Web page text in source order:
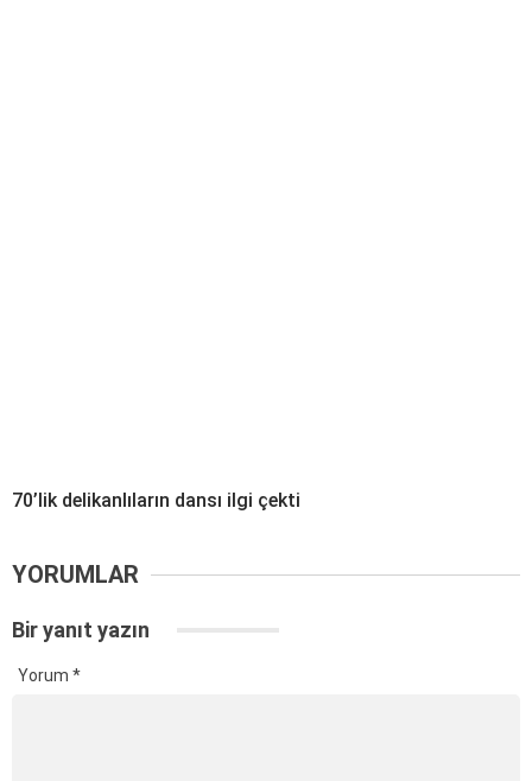
70’lik delikanlıların dansı ilgi çekti
YORUMLAR
Bir yanıt yazın
Yorum *